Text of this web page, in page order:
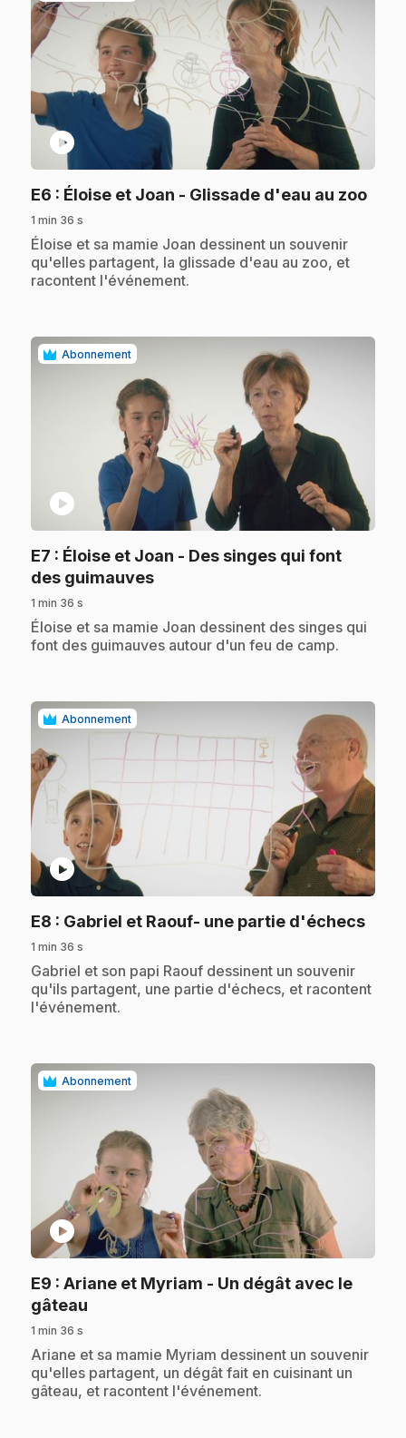
play_circle
E6 : Éloise et Joan - Glissade d'eau au zoo.
1 min 36 s
.Éloise et sa mamie Joan dessinent un souvenir
qu'elles partagent, la glissade d'eau au zoo, et
racontent l'événement.
Abonnement
play_circle
E7 : Éloise et Joan - Des singes qui font
des guimauves.
1 min 36 s
.Éloise et sa mamie Joan dessinent des singes qui
font des guimauves autour d'un feu de camp.
Abonnement
play_circle
E8 : Gabriel et Raouf- une partie d'échecs.
1 min 36 s
.Gabriel et son papi Raouf dessinent un souvenir
qu'ils partagent, une partie d'échecs, et racontent
l'événement.
Abonnement
play_circle
E9 : Ariane et Myriam - Un dégât avec le
gâteau
1 min 36 s
.Ariane et sa mamie Myriam dessinent un souvenir
qu'elles partagent, un dégât fait en cuisinant un
gâteau, et racontent l'événement.